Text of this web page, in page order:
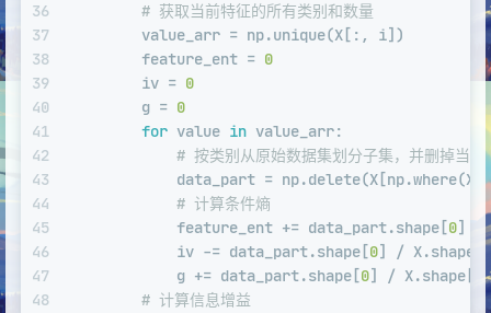
36
37
38
39
40
41
42
43
44
45
46
47
48
# 获取当前特征的所有类别和数量
        value_arr = np.unique(X[:, i])
        feature_ent =
0
        iv =
0
        g =
0
for value in value_arr:
# 按类别从原始数据集划分子集，并删掉当前
data_part =
# 计算条件熵
            feature_ent += data_part.shape[
0] /
            iv -= data_part.shape[
0] / X.shape[
0
            g += data_part.shape[
0] / X.shape[
# 计算信息增益